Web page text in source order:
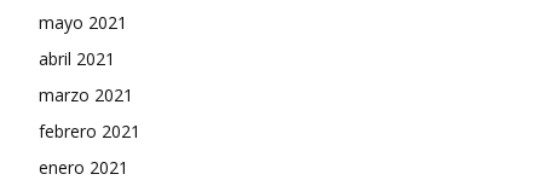
mayo 2021
abril 2021
marzo 2021
febrero 2021
enero 2021